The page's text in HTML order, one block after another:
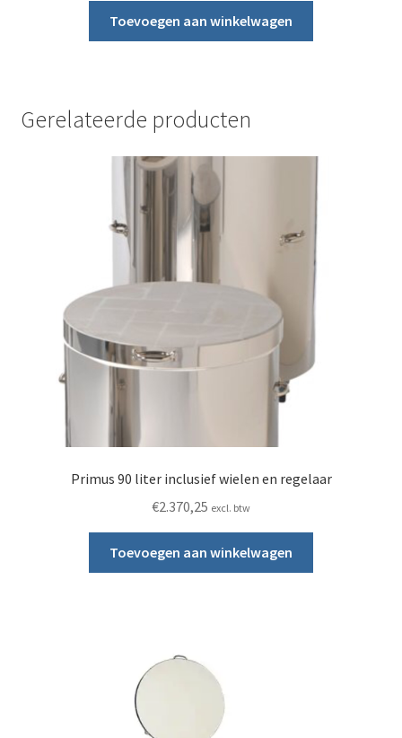
Toevoegen aan winkelwagen
Gerelateerde producten
Primus 90 liter inclusief wielen en regelaar
€2.370,25 excl. btw
Toevoegen aan winkelwagen